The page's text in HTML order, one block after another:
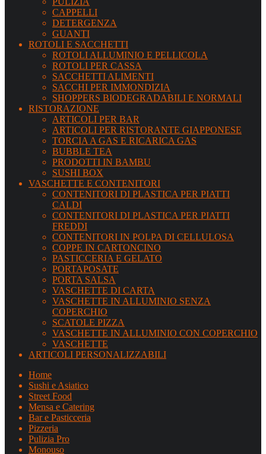
CAPPELLI
DETERGENZA
GUANTI
ROTOLI E SACCHETTI
ROTOLI ALLUMINIO E PELLICOLA
ROTOLI PER CASSA
SACCHETTI ALIMENTI
SACCHI PER IMMONDIZIA
SHOPPERS BIODEGRADABILI E NORMALI
RISTORAZIONE
ARTICOLI PER BAR
ARTICOLI PER RISTORANTE GIAPPONESE
TORCIA A GAS E RICARICA GAS
BUBBLE TEA
PRODOTTI IN BAMBU
SUSHI BOX
VASCHETTE E CONTENITORI
CONTENITORI DI PLASTICA PER PIATTI
CALDI
CONTENITORI DI PLASTICA PER PIATTI
FREDDI
CONTENITORI IN POLPA DI CELLULOSA
COPPE IN CARTONCINO
PASTICCERIA E GELATO
PORTAPOSATE
PORTA SALSA
VASCHETTE DI CARTA
VASCHETTE IN ALLUMINIO SENZA
COPERCHIO
SCATOLE PIZZA
VASCHETTE IN ALLUMINIO CON COPERCHIO
VASCHETTE
ARTICOLI PERSONALIZZABILI
Home
Sushi e Asiatico
Street Food
Mensa e Catering
Bar e Pasticceria
Pizzeria
Pulizia Pro
Monouso